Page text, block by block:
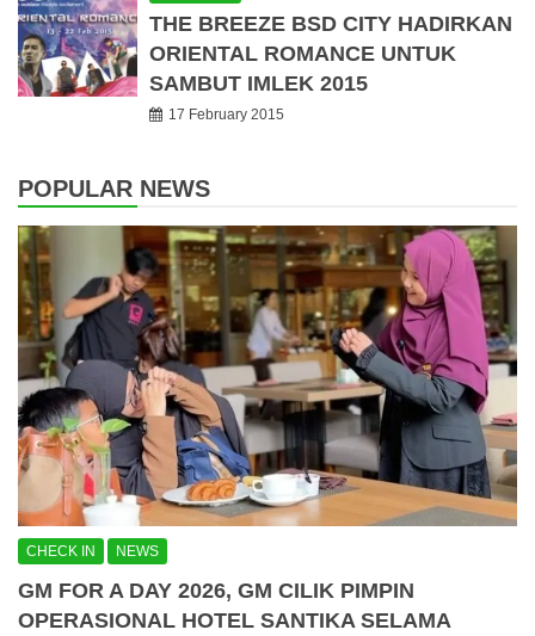
THE BREEZE BSD CITY HADIRKAN
ORIENTAL ROMANCE UNTUK
SAMBUT IMLEK 2015
17 February 2015
POPULAR NEWS
CHECK IN NEWS
GM FOR A DAY 2026, GM CILIK PIMPIN
OPERASIONAL HOTEL SANTIKA SELAMA